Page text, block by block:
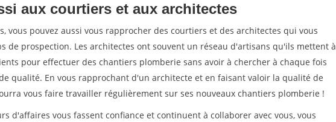
aux courtiers et aux architectes
vous pouvez aussi vous rapprocher des courtiers et des architectes qui vous
de prospection. Les architectes ont souvent un réseau d'artisans qu'ils mettent à
pour effectuer des chantiers plomberie sans avoir à chercher à chaque fois
qualité. En vous rapprochant d'un architecte et en faisant valoir la qualité de
vous faire travailler régulièrement sur ses nouveaux chantiers plomberie !
d'affaires vous fassent confiance et continuent à collaborer avec vous, vous